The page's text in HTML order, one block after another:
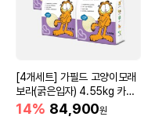
[4개세트] 가필드 고양이모래
보라(굵은입자) 4.55kg 카사
바모래
14% 84,900원